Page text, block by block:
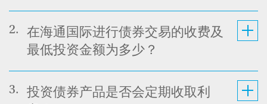
2.
在海通国际进行债券交易的收费及
最低投资金额为多少？
3.
投资债券产品是否会定期收取利